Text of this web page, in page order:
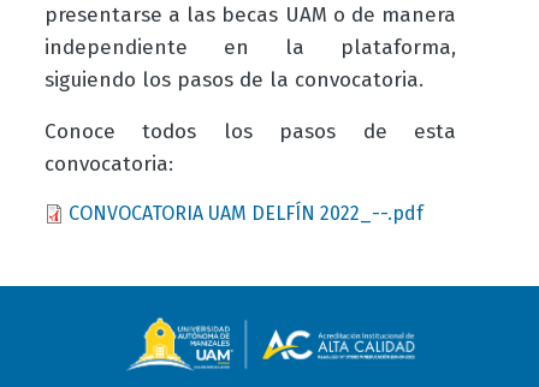
presentarse a las becas UAM o de manera
independiente en la plataforma,
siguiendo los pasos de la convocatoria.
Conoce todos los pasos de esta
convocatoria:
Document
CONVOCATORIA UAM DELFÍN 2022_--.pdf